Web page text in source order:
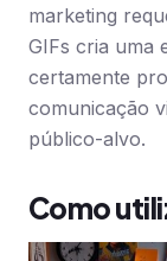
marketing
GIFs cria uma
certamente
comunicação
público-alvo.
Como